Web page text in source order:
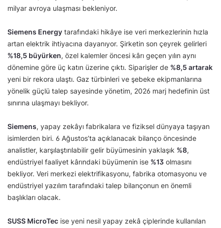
milyar avroya ulaşması bekleniyor.
Siemens Energy tarafındaki hikâye ise veri merkezlerinin hızla
artan elektrik ihtiyacına dayanıyor. Şirketin son çeyrek gelirleri
%18,5 büyürken, özel kalemler öncesi kârı geçen yılın aynı
dönemine göre üç katın üzerine çıktı. Siparişler de %8,5 artarak
yeni bir rekora ulaştı. Gaz türbinleri ve şebeke ekipmanlarına
yönelik güçlü talep sayesinde yönetim, 2026 marj hedefinin üst
sınırına ulaşmayı bekliyor.
Siemens, yapay zekâyı fabrikalara ve fiziksel dünyaya taşıyan
isimlerden biri. 6 Ağustos’ta açıklanacak bilanço öncesinde
analistler, karşılaştırılabilir gelir büyümesinin yaklaşık %8,
endüstriyel faaliyet kârındaki büyümenin ise %13 olmasını
bekliyor. Veri merkezi elektrifikasyonu, fabrika otomasyonu ve
endüstriyel yazılım tarafındaki talep bilançonun en önemli
başlıkları olacak.
SUSS MicroTec ise yeni nesil yapay zekâ çiplerinde kullanılan